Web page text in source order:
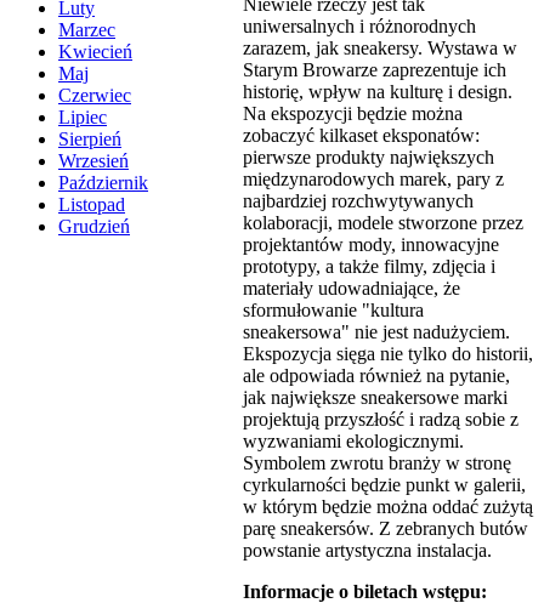
Luty
Marzec
Kwiecień
Maj
Czerwiec
Lipiec
Sierpień
Wrzesień
Październik
Listopad
Grudzień
Niewiele rzeczy jest tak
uniwersalnych i różnorodnych
zarazem, jak sneakersy. Wystawa w
Starym Browarze zaprezentuje ich
historię, wpływ na kulturę i design.
Na ekspozycji będzie można
zobaczyć kilkaset eksponatów:
pierwsze produkty największych
międzynarodowych marek, pary z
najbardziej rozchwytywanych
kolaboracji, modele stworzone przez
projektantów mody, innowacyjne
prototypy, a także filmy, zdjęcia i
materiały udowadniające, że
sformułowanie "kultura
sneakersowa" nie jest nadużyciem.
Ekspozycja sięga nie tylko do historii,
ale odpowiada również na pytanie,
jak największe sneakersowe marki
projektują przyszłość i radzą sobie z
wyzwaniami ekologicznymi.
Symbolem zwrotu branży w stronę
cyrkularności będzie punkt w galerii,
w którym będzie można oddać zużytą
parę sneakersów. Z zebranych butów
powstanie artystyczna instalacja.
Informacje o biletach wstępu: